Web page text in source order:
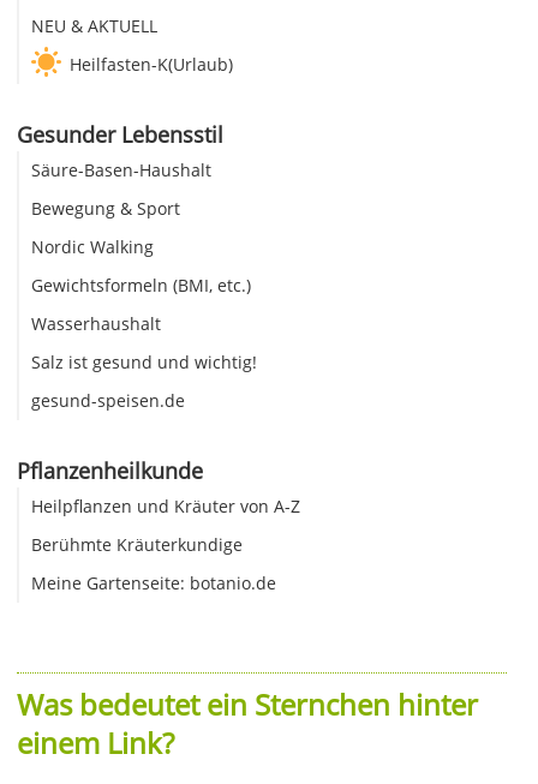
NEU & AKTUELL
Heilfasten-K(Urlaub)
Gesunder Lebensstil
Säure-Basen-Haushalt
Bewegung & Sport
Nordic Walking
Gewichtsformeln (BMI, etc.)
Wasserhaushalt
Salz ist gesund und wichtig!
gesund-speisen.de
Pflanzenheilkunde
Heilpflanzen und Kräuter von A-Z
Berühmte Kräuterkundige
Meine Gartenseite: botanio.de
Was bedeutet ein Sternchen hinter
einem Link?